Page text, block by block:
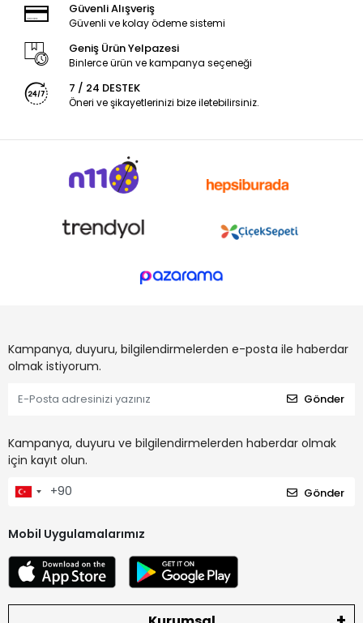
Güvenli Alışveriş
Güvenli ve kolay ödeme sistemi
Geniş Ürün Yelpazesi
Binlerce ürün ve kampanya seçeneği
7 / 24 DESTEK
Öneri ve şikayetlerinizi bize iletebilirsiniz.
Kampanya, duyuru, bilgilendirmelerden e-posta ile haberdar
olmak istiyorum.
Gönder
Kampanya, duyuru ve bilgilendirmelerden haberdar olmak
için kayıt olun.
Gönder
Mobil Uygulamalarımız